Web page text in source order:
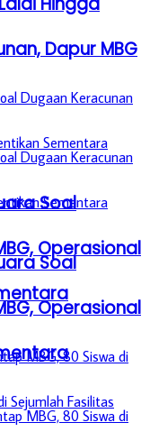
Soal
Operasional
Dapur MBG
Soal
Operasional